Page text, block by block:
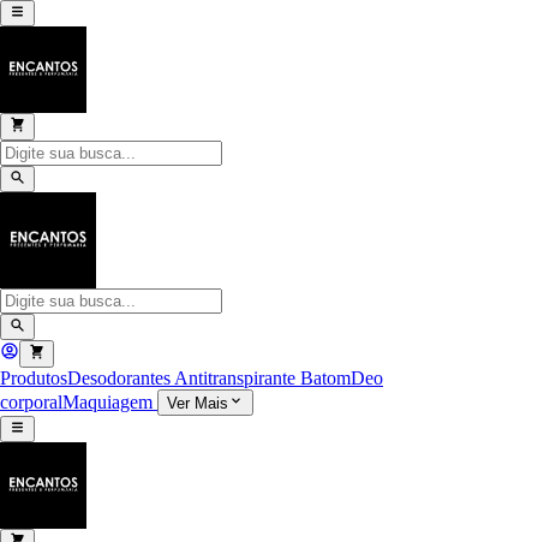
ProdutosDesodorantes Antitranspirante BatomDeo
corporalMaquiagem Ver Mais